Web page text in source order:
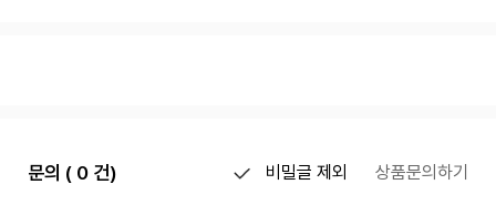
문의 ( 0 건) 비밀글 제외 상품문의하기